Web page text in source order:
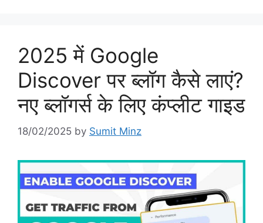
2025 में Google
Discover पर ब्लॉग कैसे लाएं?
नए ब्लॉगर्स के लिए कंप्लीट गाइड
18/02/2025 by Sumit Minz